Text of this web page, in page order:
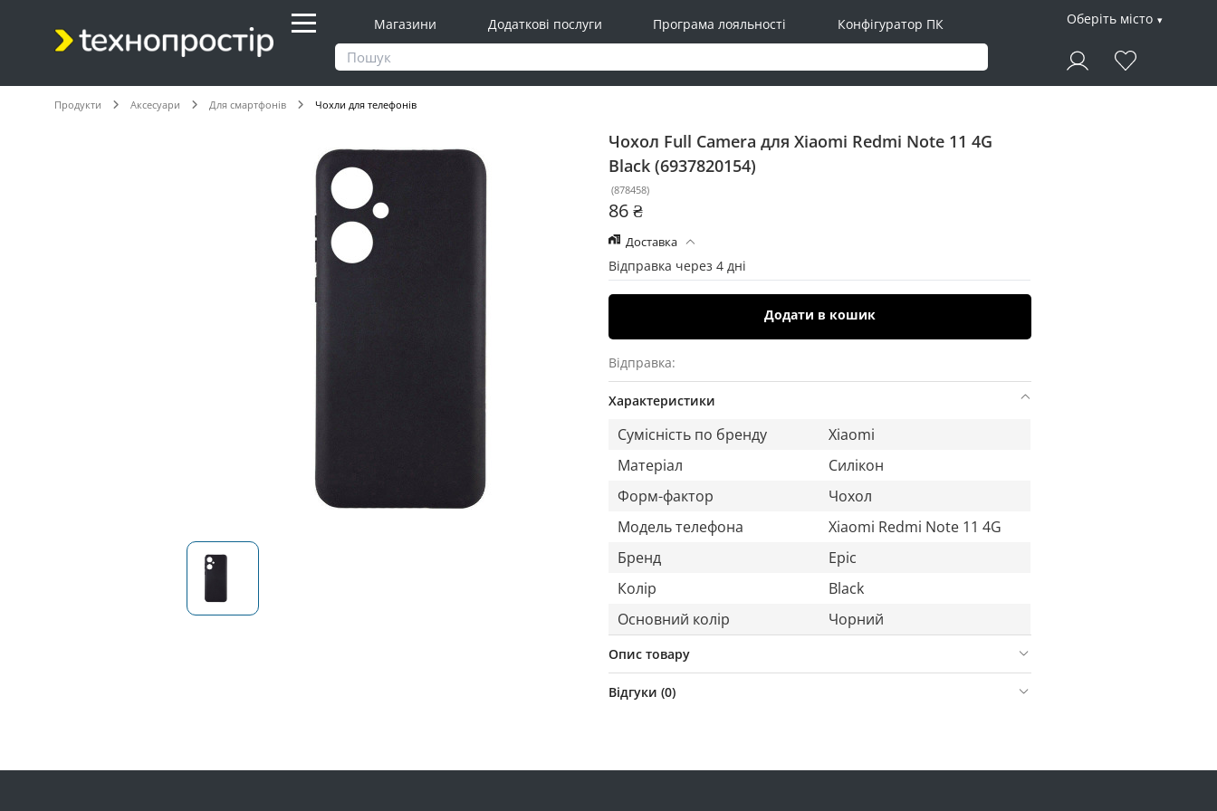
Магазини Додаткові послуги Програма лояльності Конфігуратор ПК Оберіть місто
Продукти Аксесуари Для смартфонів Чохли для телефонів
Чохол Full Camera для Xiaomi Redmi Note 11 4G
Black (6937820154)
(878458)
86 ₴
Доставка
Відправка через 4 дні
Додати в кошик
Відправка:
Характеристики
Сумісність по бренду
Xiaomi
Матеріал
Силікон
Форм-фактор
Чохол
Модель телефона
Xiaomi Redmi Note 11 4G
Бренд
Epic
Колір
Black
Основний колір
Чорний
Опис товару
Відгуки (0)